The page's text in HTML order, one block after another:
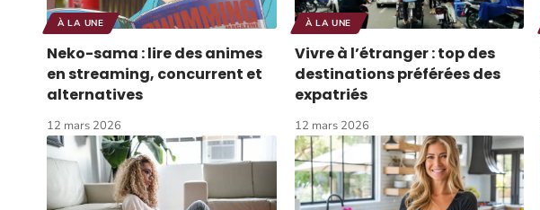
À LA UNE
Neko-sama : lire des animes
en streaming, concurrent et
alternatives
12 mars 2026
À LA UNE
Vivre à l’étranger : top des
destinations préférées des
expatriés
12 mars 2026